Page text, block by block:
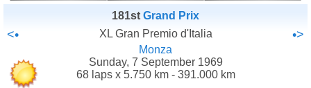
181st Grand Prix
<• XL Gran Premio d'Italia •>
Monza
Sunday, 7 September 1969
68 laps x 5.750 km - 391.000 km